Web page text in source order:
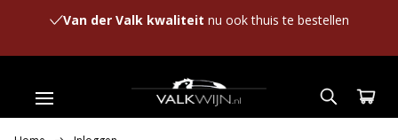
Van der Valk kwaliteit nu ook thuis te bestellen